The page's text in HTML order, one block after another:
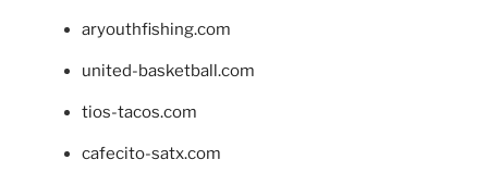
aryouthfishing.com
united-basketball.com
tios-tacos.com
cafecito-satx.com